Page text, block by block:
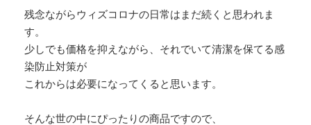
残念ながらウィズコロナの日常はまだ続くと思われま
す。
少しでも価格を抑えながら、それでいて清潔を保てる感
染防止対策が
これからは必要になってくると思います。
そんな世の中にぴったりの商品ですので、